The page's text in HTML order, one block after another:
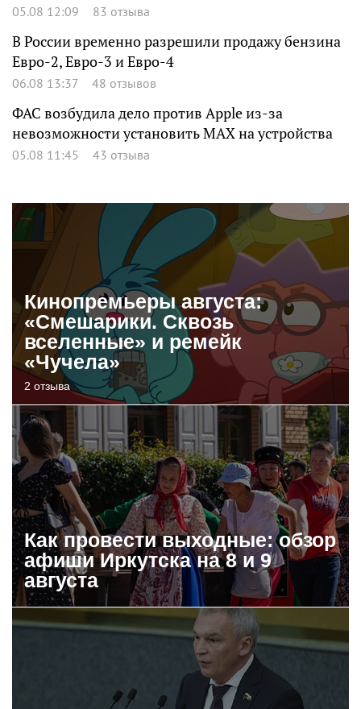
05.08 12:09 83 отзыва
В России временно разрешили продажу бензина
Евро-2, Евро-3 и Евро-4
06.08 13:37 48 отзывов
ФАС возбудила дело против Apple из-за
невозможности установить MAX на устройства
05.08 11:45 43 отзыва
Кинопремьеры августа:
«Смешарики. Сквозь
вселенные» и ремейк
«Чучела»
2 отзыва
Как провести выходные: обзор
афиши Иркутска на 8 и 9
августа